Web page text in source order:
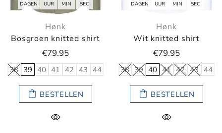
DAGEN
UUR
MIN
SEC
Hønk
Bosgroen knitted shirt
€79.95
38 39 40 41 42 43 44
BESTELLEN
DAGEN
UUR
MIN
SEC
Hønk
Wit knitted shirt
€79.95
38 39 40 41 42 43 44
BESTELLEN